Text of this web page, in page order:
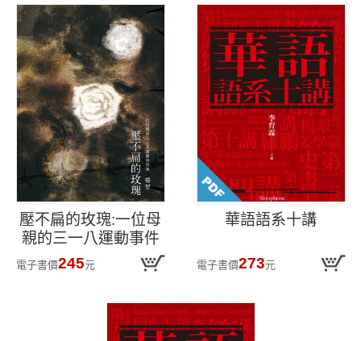
壓不扁的玫瑰:一位母
親的三一八運動事件
簿
電子書價245元
華語語系十講
電子書價273元